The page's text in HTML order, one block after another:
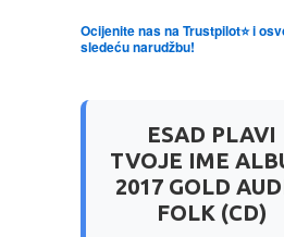
MUZIKA
NAUKA
POEZIJA
Ocijenite nas na Trustpilot⭐ i
sledeću narudžbu!
ESAD PLAVI
TVOJE IME
2017 GOLD
FOLK (CD)